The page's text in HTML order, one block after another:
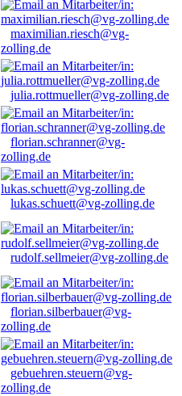
maximilian.riesch@vg-
zolling.de
julia.rottmueller@vg-zolling.de
florian.schranner@vg-
zolling.de
lukas.schuett@vg-zolling.de
rudolf.sellmeier@vg-zolling.de
florian.silberbauer@vg-
zolling.de
gebuehren.steuern@vg-
zolling.de